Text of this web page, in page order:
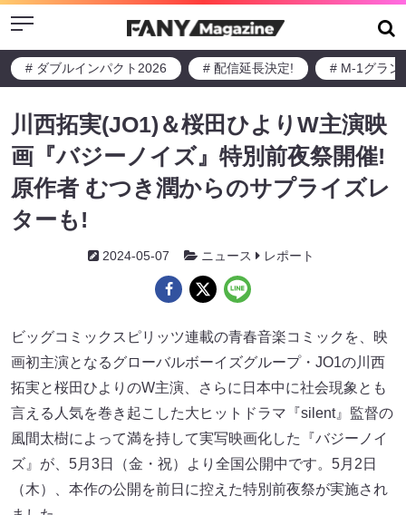
Menu
# ダブルインパクト2026 # 配信延長決定! # M-1グラン
川西拓実(JO1)＆桜田ひよりW主演映
画『バジーノイズ』特別前夜祭開催!
原作者 むつき潤からのサプライズレ
ターも!
2024-05-07 ニュース レポート
ビッグコミックスピリッツ連載の青春音楽コミックを、映
画初主演となるグローバルボーイズグループ・JO1の川西
拓実と桜田ひよりのW主演、さらに日本中に社会現象とも
言える人気を巻き起こした大ヒットドラマ『silent』監督の
風間太樹によって満を持して実写映画化した『バジーノイ
ズ』が、5月3日（金・祝）より全国公開中です。5月2日
（木）、本作の公開を前日に控えた特別前夜祭が実施され